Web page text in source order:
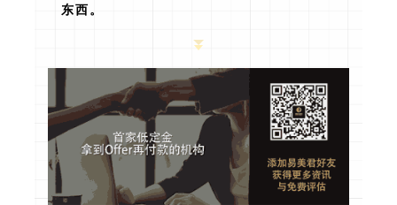
东西。